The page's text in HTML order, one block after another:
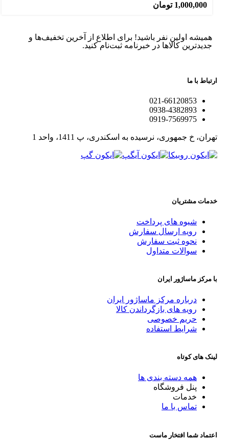
1,000,000 تومان
همیشه اولین نفر باشید! برای اطلاع از آخرین تخفیف‌ها و
جدیدترین کالاها در خبرنامه ثبت‌نام کنید.
ارتباط با ما
021-66120853
0938-4382893
0919-7569975
تهران، خ جمهوری، نرسیده به اسکندری، پ 1411، واحد 1
خدمات مشتریان
شیوه های پرداخت
رویه ارسال سفارش
نحوه ثبت سفارش
سوالات متداول
با مرکز ماساژور ایران
درباره مرکز ماساژور ایران
رویه های بازگرداندن کالا
حریم خصوصی
شرایط استفاده
لینک های کوتاه
همه دسته بندی ها
پنل فروشگاه
خدمات
تماس با ما
اعتماد شما افتخار ماست